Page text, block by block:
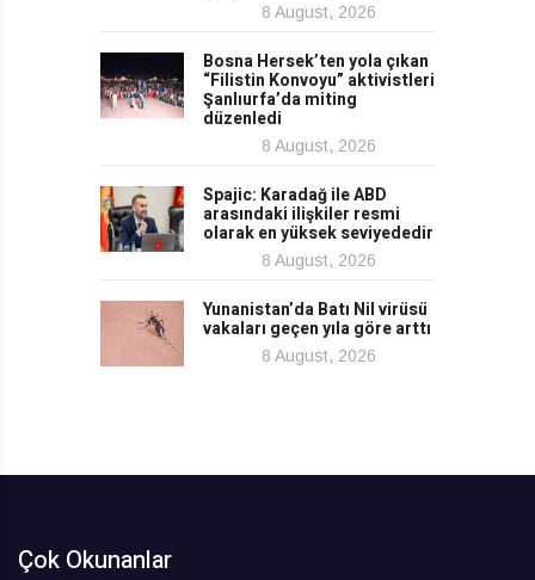
8 August, 2026
Bosna Hersek’ten yola çıkan
“Filistin Konvoyu” aktivistleri
Şanlıurfa’da miting
düzenledi
8 August, 2026
Spajic: Karadağ ile ABD
arasındaki ilişkiler resmi
olarak en yüksek seviyededir
8 August, 2026
Yunanistan’da Batı Nil virüsü
vakaları geçen yıla göre arttı
8 August, 2026
Çok Okunanlar